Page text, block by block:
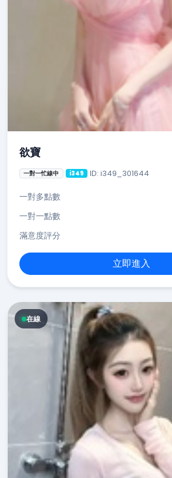
欲寶
一對一忙線中 i349 ID: i349_301644
一對多點數
一對一點數
滿意度評分
立即進入
在線